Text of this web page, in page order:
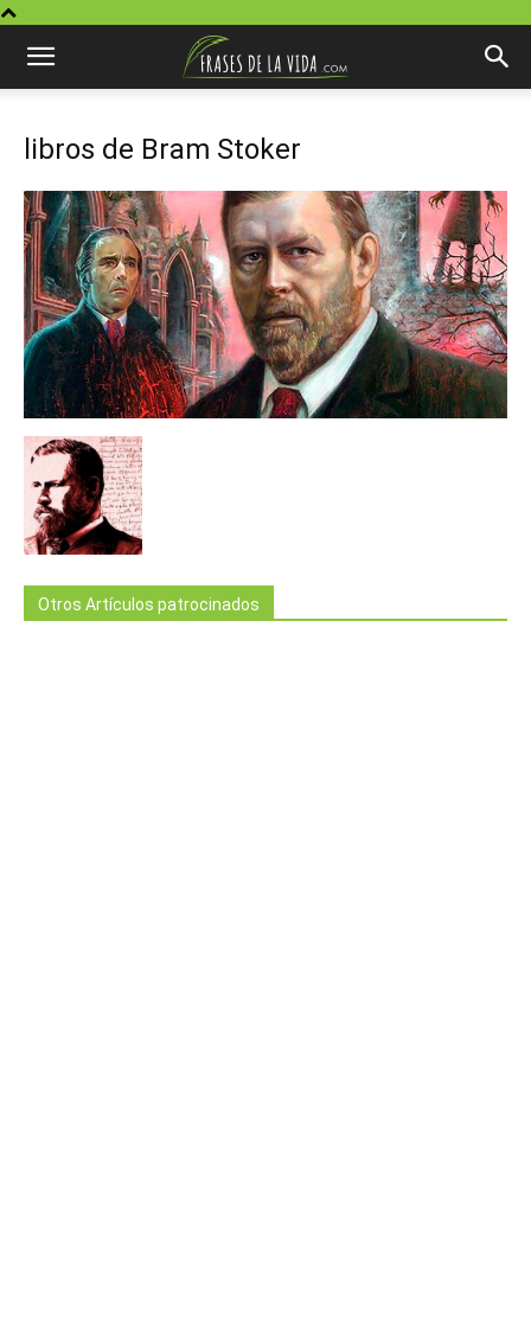
libros de Bram Stoker
Otros Artículos patrocinados